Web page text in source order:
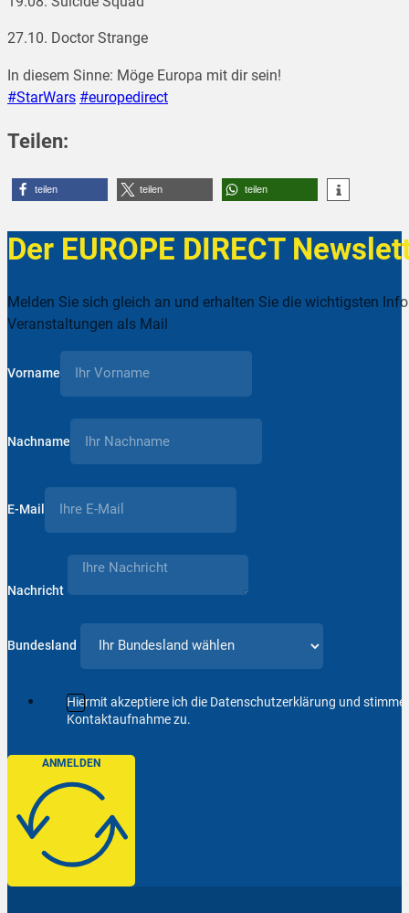
27.10. Doctor Strange
In diesem Sinne: Möge Europa mit dir sein!
‪#‎StarWars ‪#‎europedirect
Teilen:
teilen teilen teilen
Der EUROPE DIRECT
Melden Sie sich gleich an und erhalten Sie die wichtigsten
Veranstaltungen als Mail
Vorname
Nachname
E-Mail
Nachricht
Bundesland
Hiermit akzeptiere ich die Datenschutzerklärung und
Kontaktaufnahme zu.
ANMELDEN